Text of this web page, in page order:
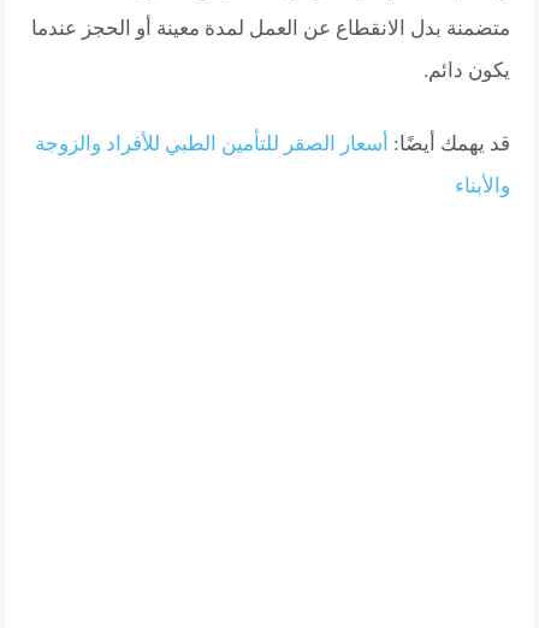
متضمنة بدل الانقطاع عن العمل لمدة معينة أو الحجز عندما
يكون دائم.
قد يهمك أيضًا: أسعار الصقر للتأمين الطبي للأفراد والزوجة
والأبناء